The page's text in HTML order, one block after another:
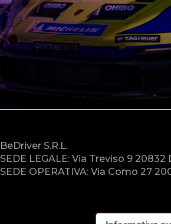
BeDriver S.r.l.
SEDE LEGALE: Via Treviso 9 20832
SEDE OPERATIVA: Via Como 27